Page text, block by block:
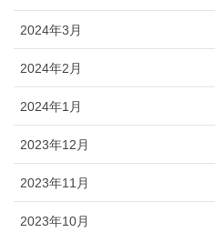
2024年3月
2024年2月
2024年1月
2023年12月
2023年11月
2023年10月